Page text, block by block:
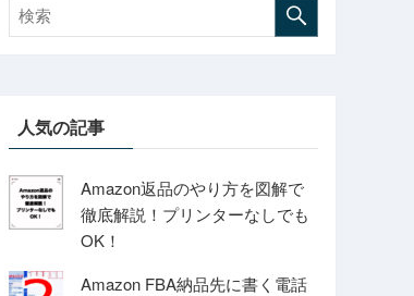
人気の記事
Amazon返品のやり方を図解で
徹底解説！プリンターなしでも
OK！
Amazon FBA納品先に書く電話